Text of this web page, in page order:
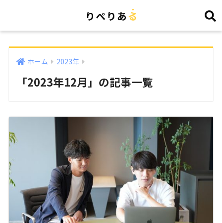
ホーム 2023年
「2023年12月」の記事一覧